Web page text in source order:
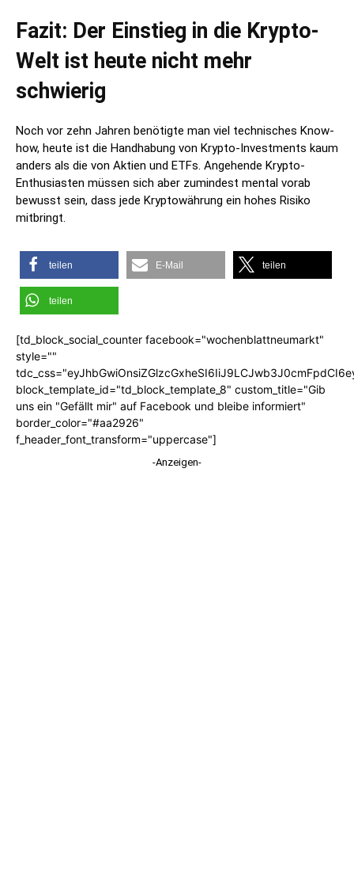
Fazit: Der Einstieg in die Krypto-
Welt ist heute nicht mehr
schwierig
Noch vor zehn Jahren benötigte man viel technisches Know-
how, heute ist die Handhabung von Krypto-Investments kaum
anders als die von Aktien und ETFs. Angehende Krypto-
Enthusiasten müssen sich aber zumindest mental vorab
bewusst sein, dass jede Kryptowährung ein hohes Risiko
mitbringt.
teilen E-Mail teilen
teilen
[td_block_social_counter facebook="wochenblattneumarkt"
style=""
block_template_id="td_block_template_8" custom_title="Gib
uns ein "Gefällt mir" auf Facebook und bleibe informiert"
border_color="#aa2926"
f_header_font_transform="uppercase"]
-Anzeigen-